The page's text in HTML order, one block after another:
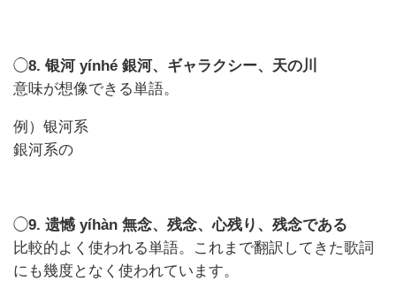
◯8. 银河 yínhé 銀河、ギャラクシー、天の川
意味が想像できる単語。
例）银河系
銀河系の
◯9. 遗憾 yíhàn 無念、残念、心残り、残念である
比較的よく使われる単語。これまで翻訳してきた歌詞
にも幾度となく使われています。